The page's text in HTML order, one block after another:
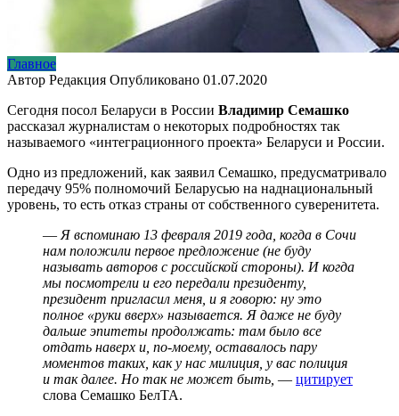
Главное
Автор Редакция Опубликовано 01.07.2020
Сегодня посол Беларуси в России Владимир Семашко
рассказал журналистам о некоторых подробностях так
называемого «интеграционного проекта» Беларуси и России.
Одно из предложений, как заявил Семашко, предусматривало
передачу 95% полномочий Беларусью на наднациональный
уровень, то есть отказ страны от собственного суверенитета.
— Я вспоминаю 13 февраля 2019 года, когда в Сочи
нам положили первое предложение (не буду
называть авторов с российской стороны). И когда
мы посмотрели и его передали президенту,
президент пригласил меня, и я говорю: ну это
полное «руки вверх» называется. Я даже не буду
дальше эпитеты продолжать: там было все
отдать наверх и, по-моему, оставалось пару
моментов таких, как у нас милиция, у вас полиция
и так далее. Но так не может быть, — цитирует
слова Семашко БелТА.